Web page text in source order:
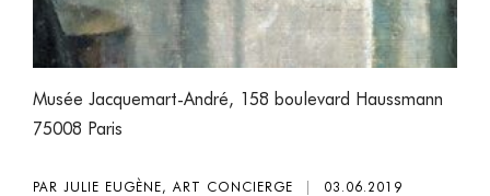
Musée Jacquemart-André, 158 boulevard Haussmann
75008 Paris
PAR JULIE EUGÈNE, ART CONCIERGE
03.06.2019